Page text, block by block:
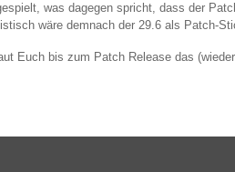
was dagegen spricht, dass der
wäre demnach der 29.6 als Patch-
Euch bis zum Patch Release das